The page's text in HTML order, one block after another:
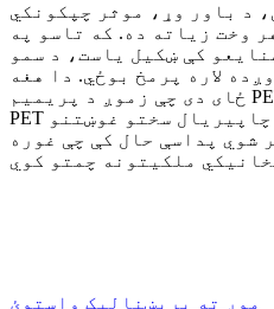
د باور وړ، موثر چپکونکي
وخت زیاته ده. که تاسو په
کې ښکیل یاست، د سمو
لاره پرمخ بوځي. دا هغه
ځای دی چې زموږ د پریمیم PET ټیپونه راځي. زموږ د
PET ټیپونه د لوړ تودوخې چاپیریال سختو غوښتنو
شوي پداسې حال کې چې غوره
موږ ته بریښنالیک واستوئ